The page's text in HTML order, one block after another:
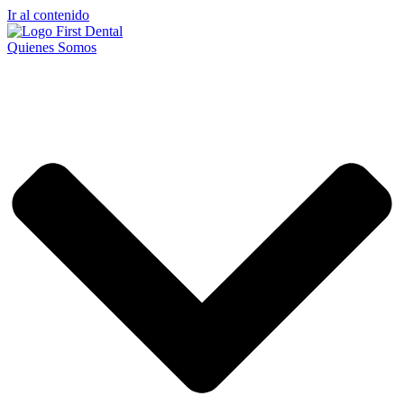
Ir al contenido
Quienes Somos